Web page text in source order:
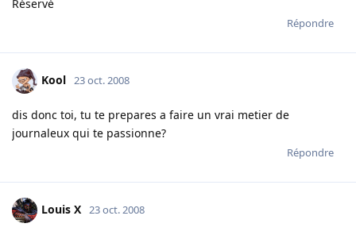
Réservé
Répondre
Kool 23 oct. 2008
dis donc toi, tu te prepares a faire un vrai metier de
journaleux qui te passionne?
Répondre
Louis X 23 oct. 2008